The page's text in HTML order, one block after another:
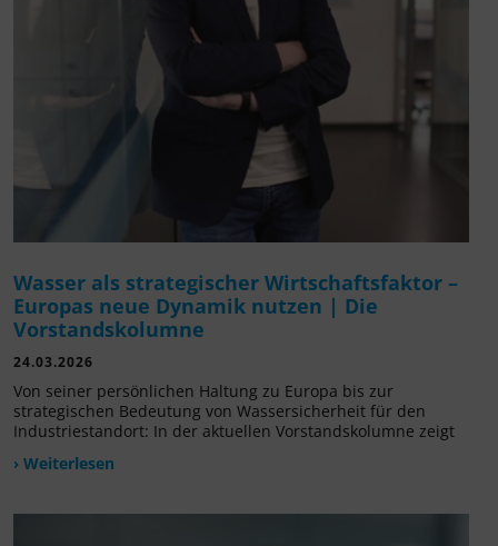
Wasser als strategischer Wirtschaftsfaktor –
Europas neue Dynamik nutzen | Die
Vorstandskolumne
24.03.2026
Von seiner persönlichen Haltung zu Europa bis zur
strategischen Bedeutung von Wassersicherheit für den
Industriestandort: In der aktuellen Vorstandskolumne zeigt
› Weiterlesen